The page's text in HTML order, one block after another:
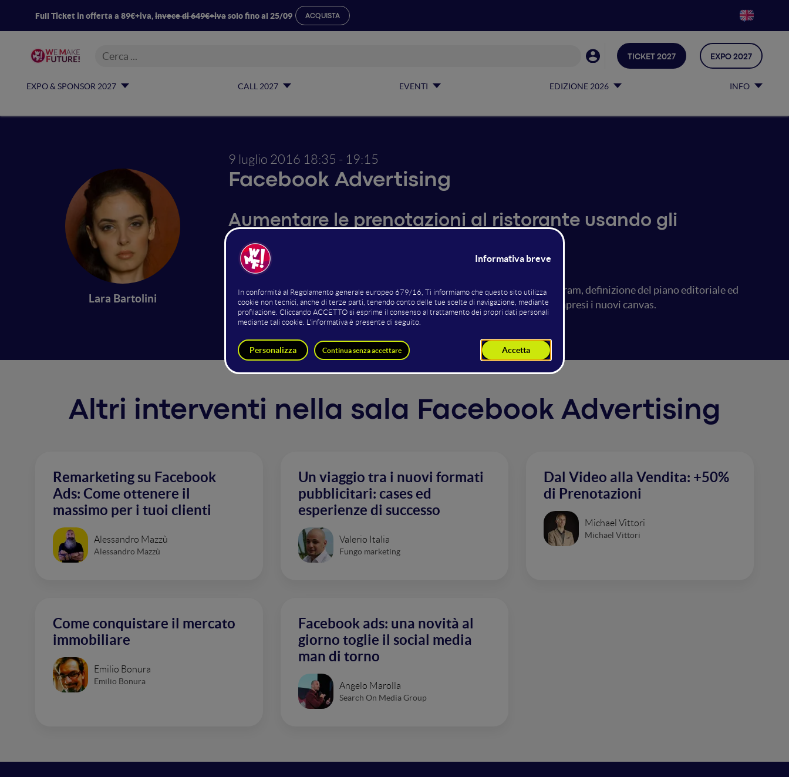
Full Ticket in offerta a 89€+iva,invece di 649€+ivasolo fino al 25/09 ACQUISTA
EXPO & SPONSOR 2027 CALL 2027 EVENTI EDIZIONE 2026 INFO
TICKET 2027 EXPO 2027
Lara Bartolini
9 luglio 2016 18:35 - 19:15
Facebook Advertising
Aumentare le prenotazioni al ristorante usando gli
annunci Instagram e Facebook
Intervento strutturato in tre fasi: nozioni base per un uso efficace di instagram, definizione del piano editoriale ed
esempi di annunci efficaci all'aumento delle prenotazioni al ristorante, compresi i nuovi canvas.
Altri interventi nella sala Facebook Advertising
Remarketing su Facebook
Ads: Come ottenere il
massimo per i tuoi clienti
Alessandro Mazzù
Alessandro Mazzù
Un viaggio tra i nuovi formati
pubblicitari: cases ed
esperienze di successo
Valerio Italia
Fungo marketing
Dal Video alla Vendita: +50%
di Prenotazioni
Michael Vittori
Michael Vittori
Come conquistare il mercato
immobiliare
Emilio Bonura
Emilio Bonura
Facebook ads: una novità al
giorno toglie il social media
man di torno
Angelo Marolla
Search On Media Group